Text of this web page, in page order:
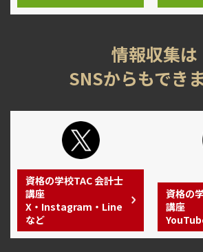
情報収集は
SNSからもでき
資格の学校TAC 会計士
講座
X・Instagram・Line
など
資格の
講座